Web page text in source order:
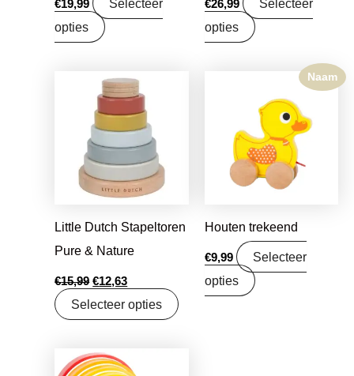
€19,99
Selecteer
opties
€26,99
Selecteer
opties
Little Dutch Stapeltoren
Pure & Nature
€15,99
Oorspronkelijke
prijs
was:
€15,99.
€12,63
Huidige
prijs
€12,63.
Selecteer opties
Naam
Houten trekeend
€9,99
Selecteer
opties